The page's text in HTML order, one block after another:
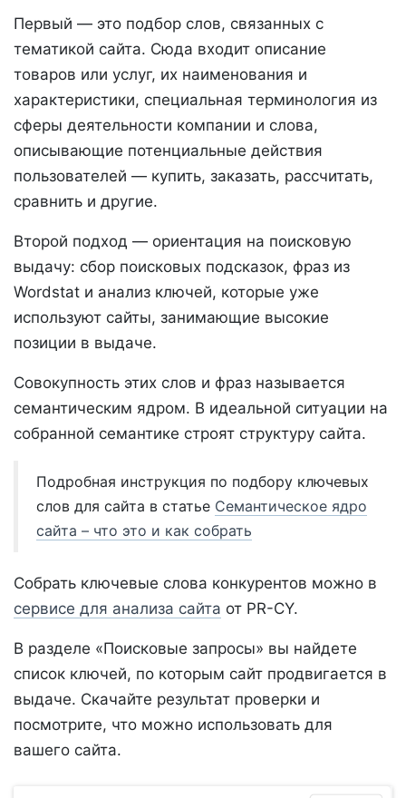
Первый — это подбор слов, связанных с
тематикой сайта. Сюда входит описание
товаров или услуг, их наименования и
характеристики, специальная терминология из
сферы деятельности компании и слова,
описывающие потенциальные действия
пользователей — купить, заказать, рассчитать,
сравнить и другие.
Второй подход — ориентация на поисковую
выдачу: сбор поисковых подсказок, фраз из
Wordstat и анализ ключей, которые уже
используют сайты, занимающие высокие
позиции в выдаче.
Совокупность этих слов и фраз называется
семантическим ядром. В идеальной ситуации на
собранной семантике строят структуру сайта.
Подробная инструкция по подбору ключевых
слов для сайта в статье Семантическое ядро
сайта – что это и как собрать
Собрать ключевые слова конкурентов можно в
сервисе для анализа сайта от PR-CY.
В разделе «Поисковые запросы» вы найдете
список ключей, по которым сайт продвигается в
выдаче. Скачайте результат проверки и
посмотрите, что можно использовать для
вашего сайта.